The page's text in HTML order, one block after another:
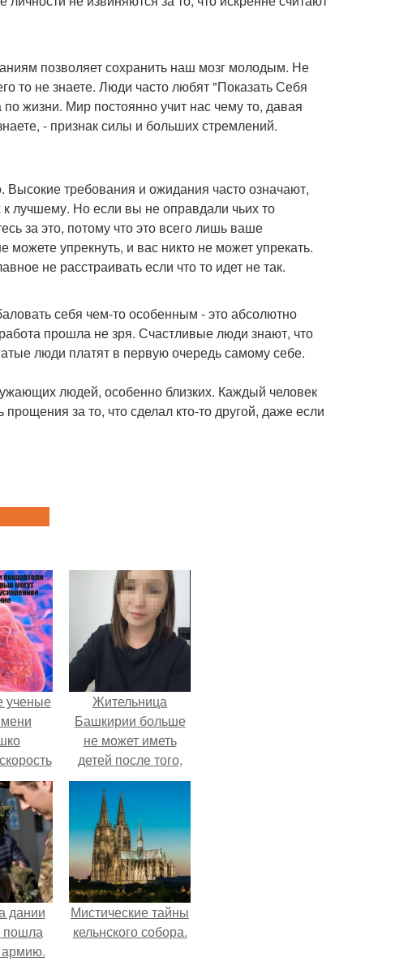
позволяет сохранить наш мозг молодым. Не
то не знаете. Люди часто любят "Показать Себя
жизни. Мир постоянно учит нас чему то, давая
- признак силы и больших стремлений.
Высокие требования и ожидания часто означают,
к лучшему. Но если вы не оправдали чьих то
за это, потому что это всего лишь ваше
упрекнуть, и вас никто не может упрекать.
не расстраивать если что то идет не так.
себя чем-то особенным - это абсолютно
прошла не зря. Счастливые люди знают, что
люди платят в первую очередь самому себе.
людей, особенно близких. Каждый человек
за то, что сделал кто-то другой, даже если
ученые
от
Жительница
Башкирии больше
не может иметь
детей после того,
как медики сделали
ей аборт на шестом
месяце
беременности и
оставили в матке
плаценту.
дании
пошла
армию.
Мистические тайны
кельнского собора.